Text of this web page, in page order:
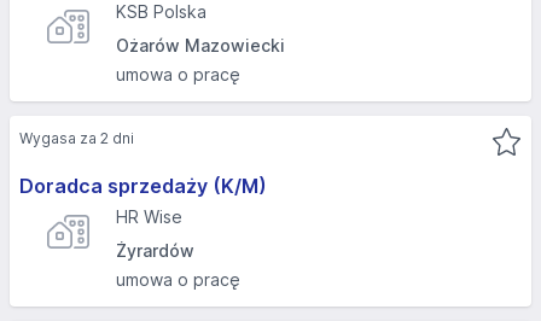
KSB Polska
Ożarów Mazowiecki
umowa o pracę
Doradca sprzedaży (K/M)
HR Wise
Żyrardów
umowa o pracę
Wygasa za 2 dni